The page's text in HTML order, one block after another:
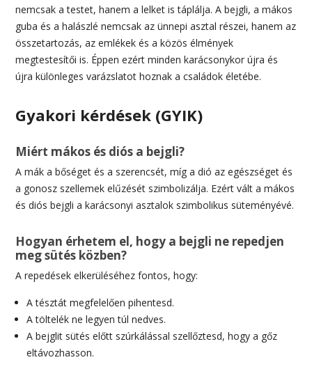
nemcsak a testet, hanem a lelket is táplálja. A bejgli, a mákos
guba és a halászlé nemcsak az ünnepi asztal részei, hanem az
összetartozás, az emlékek és a közös élmények
megtestesítői is. Éppen ezért minden karácsonykor újra és
újra különleges varázslatot hoznak a családok életébe.
Gyakori kérdések (GYIK)
Miért mákos és diós a bejgli?
A mák a bőséget és a szerencsét, míg a dió az egészséget és
a gonosz szellemek elűzését szimbolizálja. Ezért vált a mákos
és diós bejgli a karácsonyi asztalok szimbolikus süteményévé.
Hogyan érhetem el, hogy a bejgli ne repedjen
meg sütés közben?
A repedések elkerüléséhez fontos, hogy:
A tésztát megfelelően pihentesd.
A töltelék ne legyen túl nedves.
A bejglit sütés előtt szúrkálással szellőztesd, hogy a gőz
eltávozhasson.